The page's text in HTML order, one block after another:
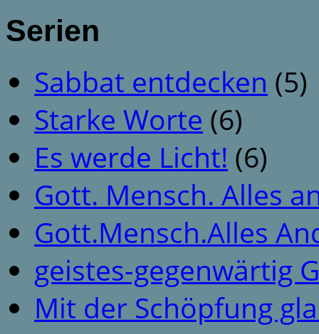
Serien
Sabbat entdecken (5)
Starke Worte (6)
Es werde Licht! (6)
Gott. Mensch. Alles
Gott.Mensch.Alles
geistes-gegenwärtig
Mit der Schöpfung